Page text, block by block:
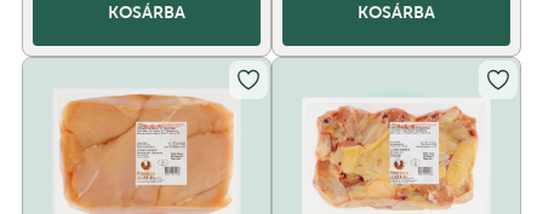
KOSÁRBA KOSÁRBA